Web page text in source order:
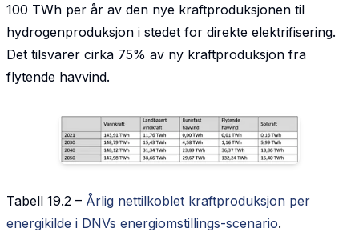
100 TWh per år av den nye kraftproduksjonen til
hydrogenproduksjon i stedet for direkte elektrifisering.
Det tilsvarer cirka 75% av ny kraftproduksjon fra
flytende havvind.
Tabell 19.2 – Årlig nettilkoblet kraftproduksjon per
energikilde i DNVs energiomstillings-scenario.